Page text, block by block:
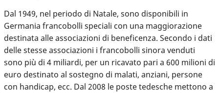
Dal 1949, nel periodo di Natale, sono disponibili in
Germania francobolli speciali con una maggiorazione
destinata alle associazioni di beneficenza. Secondo i dati
delle stesse associazioni i francobolli sinora venduti
sono più di 4 miliardi, per un ricavato pari a 600 milioni di
euro destinato al sostegno di malati, anziani, persone
con handicap, ecc. Dal 2008 le poste tedesche mettono a